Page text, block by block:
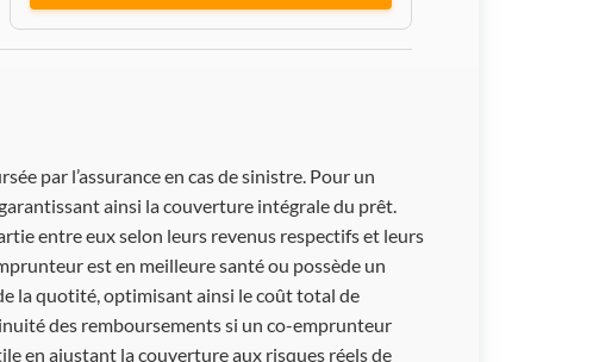
par l’assurance en cas de sinistre. Pour un
ainsi la couverture intégrale du prêt.
entre eux selon leurs revenus respectifs et leurs
est en meilleure santé ou possède un
la quotité, optimisant ainsi le coût total de
des remboursements si un co-emprunteur
en ajustant la couverture aux risques réels de